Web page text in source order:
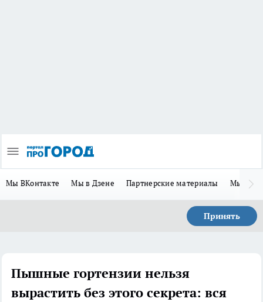
Мы ВКонтакте Мы в Дзене Партнерские материалы Мы в
Принять
Пышные гортензии нельзя
вырастить без этого секрета: вся